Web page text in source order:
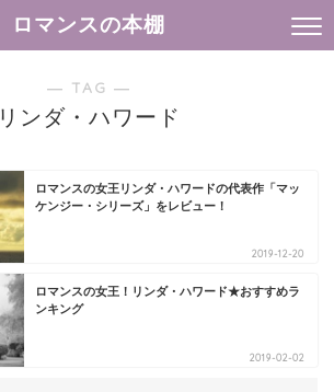
ロマンスの本棚
― TAG ―
リンダ・ハワード
ロマンスの女王リンダ・ハワードの代表作「マッ
ケンジー・シリーズ」をレビュー！
2019-12-20
ロマンスの女王！リンダ・ハワード★おすすめラ
ンキング
2019-02-02